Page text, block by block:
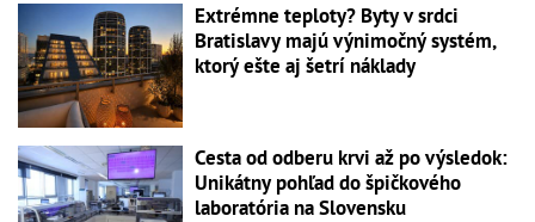
Extrémne teploty? Byty v srdci
Bratislavy majú výnimočný systém,
ktorý ešte aj šetrí náklady
Cesta od odberu krvi až po výsledok:
Unikátny pohľad do špičkového
laboratória na Slovensku